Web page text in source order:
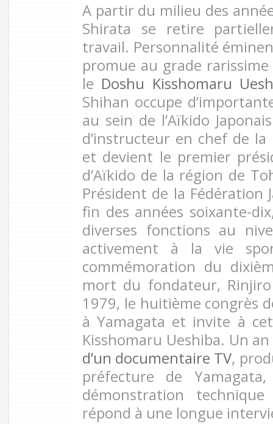
A partir du milieu des
Shirata se retire
travail. Personnalité
promue au grade
le Doshu Kisshomaru
Shihan occupe
au sein de l’Aïkido
d’instructeur en chef de
et devient le premier
d’Aïkido de la région de
Président de la Fédération
fin des années soixante-
diverses fonctions au
activement à la vie
commémoration du
mort du fondateur,
1979, le huitième congrès
à Yamagata et invite à
Kisshomaru Ueshiba. Un
d’un documentaire TV,
préfecture de
démonstration
répond à une longue